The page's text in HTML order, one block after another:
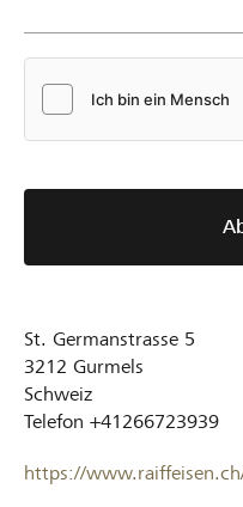
St. Germanstrasse 5
3212 Gurmels
Schweiz
Telefon +41266723939
https://